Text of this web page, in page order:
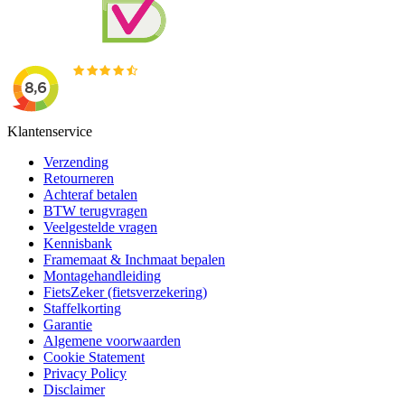
Klantenservice
Verzending
Retourneren
Achteraf betalen
BTW terugvragen
Veelgestelde vragen
Kennisbank
Framemaat & Inchmaat bepalen
Montagehandleiding
FietsZeker (fietsverzekering)
Staffelkorting
Garantie
Algemene voorwaarden
Cookie Statement
Privacy Policy
Disclaimer